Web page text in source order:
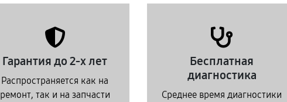
Гарантия до 2-х лет
Распространяется как на
ремонт, так и на запчасти
Бесплатная
диагностика
Среднее время диагностики